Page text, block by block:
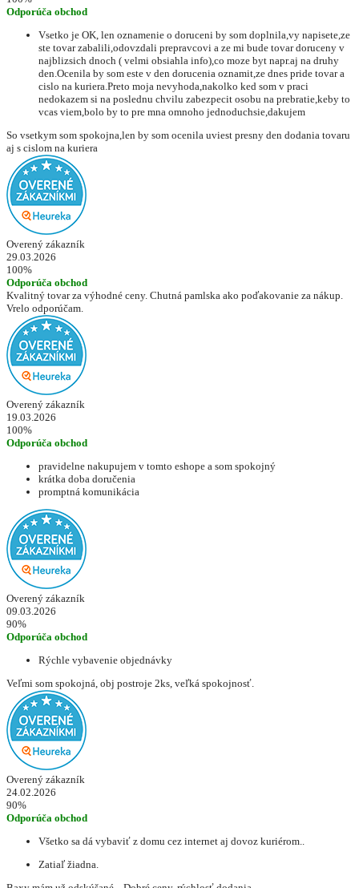
Odporúča obchod
Vsetko je OK, len oznamenie o doruceni by som doplnila,vy napisete,ze
ste tovar zabalili,odovzdali prepravcovi a ze mi bude tovar doruceny v
najblizsich dnoch ( velmi obsiahla info),co moze byt napr.aj na druhy
den.Ocenila by som este v den dorucenia oznamit,ze dnes pride tovar a
cislo na kuriera.Preto moja nevyhoda,nakolko ked som v praci
nedokazem si na poslednu chvilu zabezpecit osobu na prebratie,keby to
vcas viem,bolo by to pre mna omnoho jednoduchsie,dakujem
So vsetkym som spokojna,len by som ocenila uviest presny den dodania tovaru
aj s cislom na kuriera
Overený zákazník
29.03.2026
100%
Odporúča obchod
Kvalitný tovar za výhodné ceny. Chutná pamlska ako poďakovanie za nákup.
Vrelo odporúčam.
Overený zákazník
19.03.2026
100%
Odporúča obchod
pravidelne nakupujem v tomto eshope a som spokojný
krátka doba doručenia
promptná komunikácia
Overený zákazník
09.03.2026
90%
Odporúča obchod
Rýchle vybavenie objednávky
Veľmi som spokojná, obj postroje 2ks, veľká spokojnosť.
Overený zákazník
24.02.2026
90%
Odporúča obchod
Všetko sa dá vybaviť z domu cez internet aj dovoz kuriérom..
Zatiaľ žiadna.